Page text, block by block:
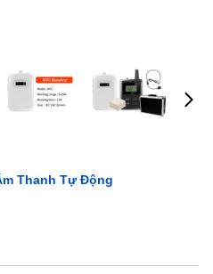
Thanh Tự Động